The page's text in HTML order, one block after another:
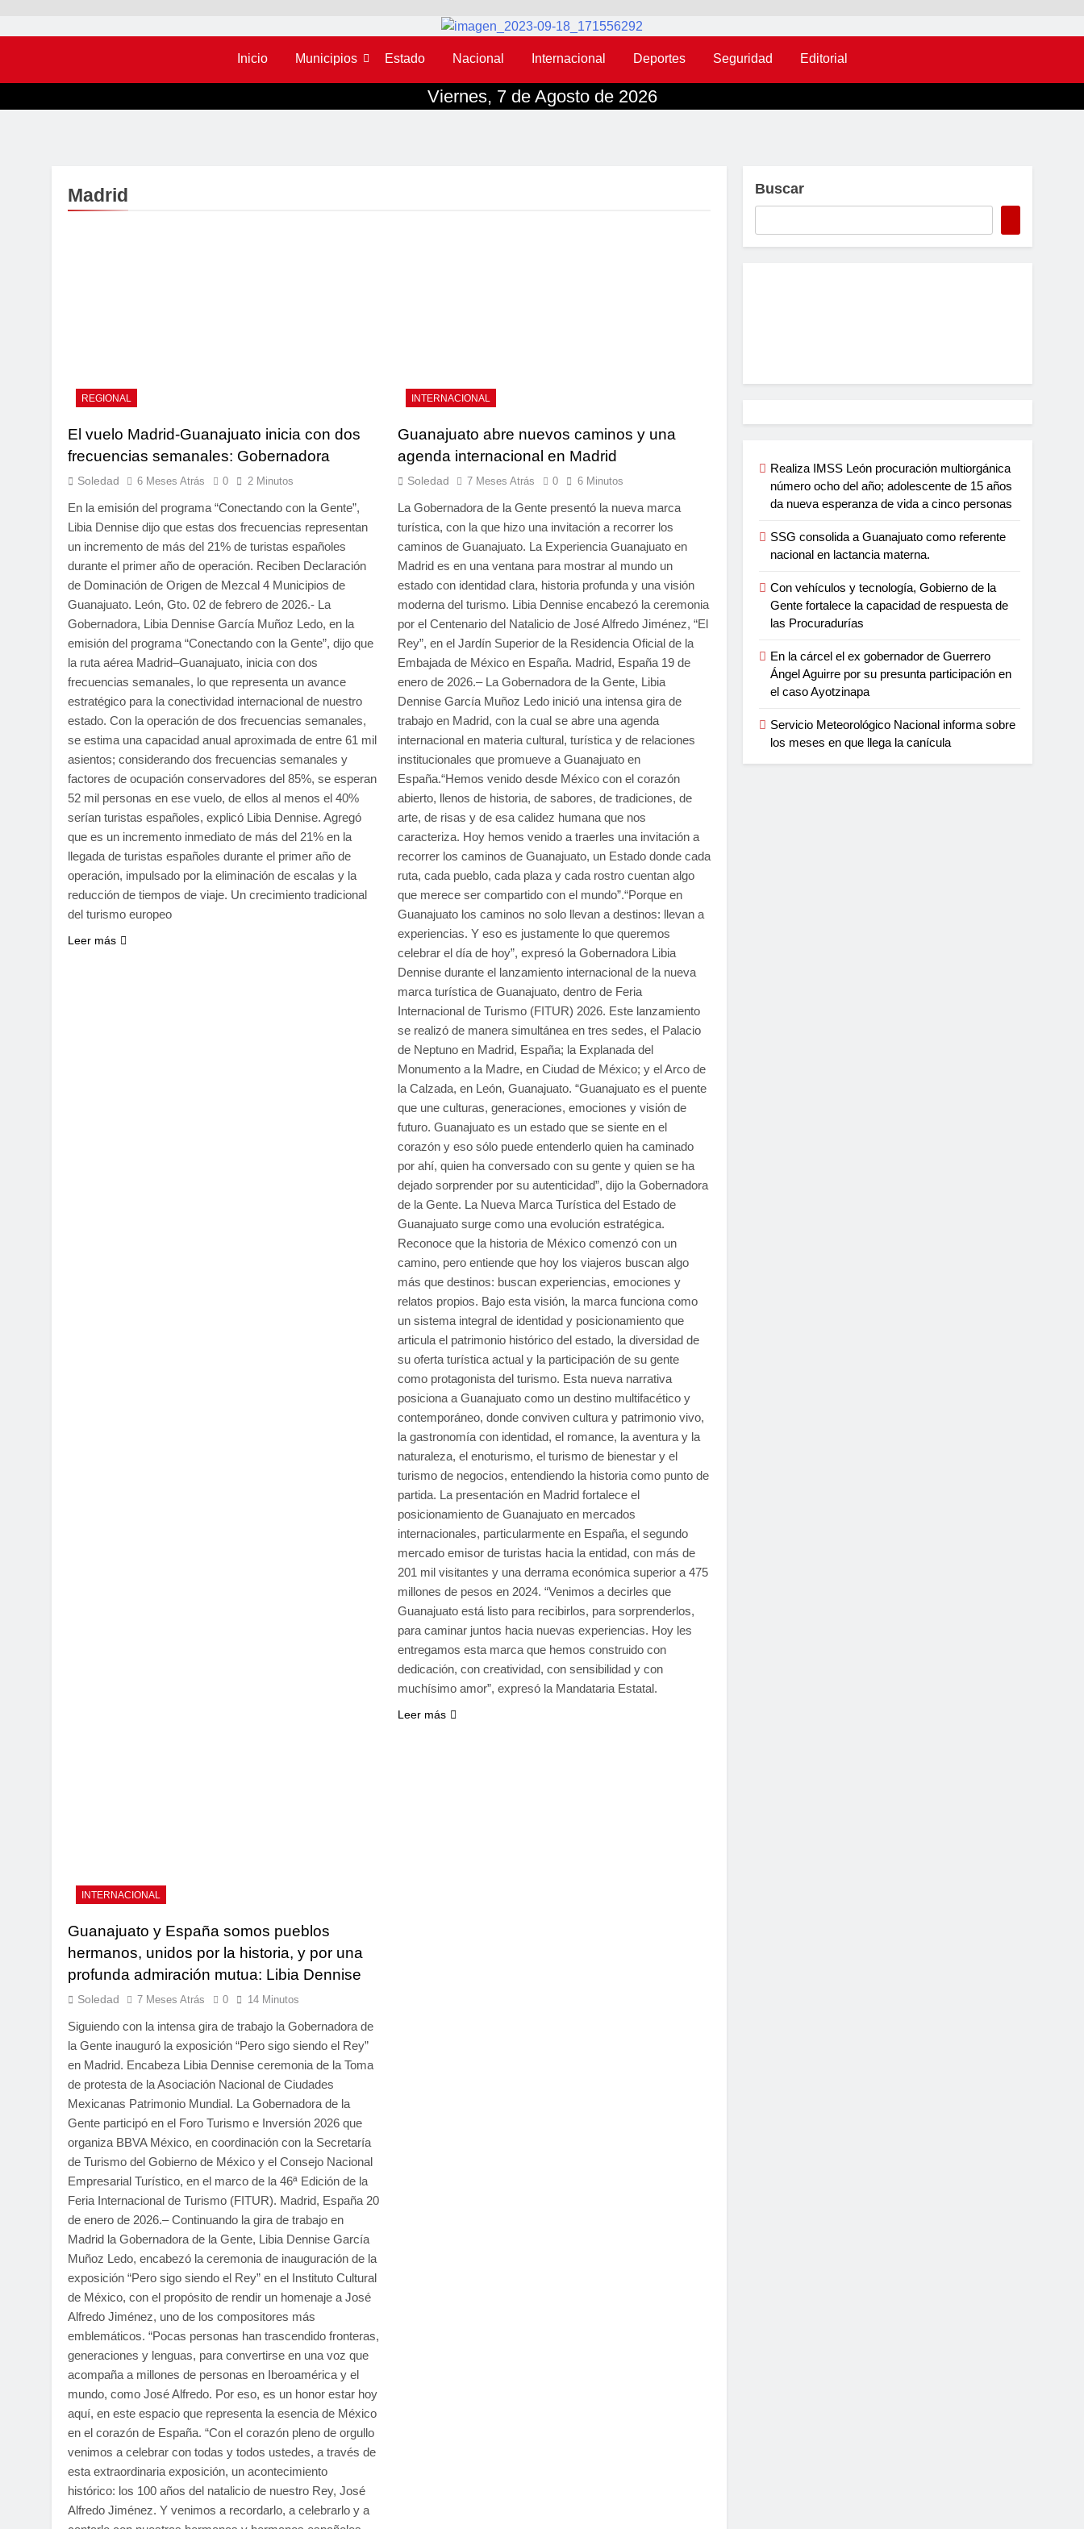
Inicio Municipios Estado Nacional Internacional Deportes Seguridad Editorial
Viernes, 7 de Agosto de 2026
Madrid
REGIONAL
El vuelo Madrid-Guanajuato inicia con dos
frecuencias semanales: Gobernadora
Soledad 6 Meses Atrás 0 2 Minutos
En la emisión del programa “Conectando con la Gente”,
Libia Dennise dijo que estas dos frecuencias representan
un incremento de más del 21% de turistas españoles
durante el primer año de operación. Reciben Declaración
de Dominación de Origen de Mezcal 4 Municipios de
Guanajuato. León, Gto. 02 de febrero de 2026.- La
Gobernadora, Libia Dennise García Muñoz Ledo, en la
emisión del programa “Conectando con la Gente”, dijo que
la ruta aérea Madrid–Guanajuato, inicia con dos
frecuencias semanales, lo que representa un avance
estratégico para la conectividad internacional de nuestro
estado. Con la operación de dos frecuencias semanales,
se estima una capacidad anual aproximada de entre 61 mil
asientos; considerando dos frecuencias semanales y
factores de ocupación conservadores del 85%, se esperan
52 mil personas en ese vuelo, de ellos al menos el 40%
serían turistas españoles, explicó Libia Dennise. Agregó
que es un incremento inmediato de más del 21% en la
llegada de turistas españoles durante el primer año de
operación, impulsado por la eliminación de escalas y la
reducción de tiempos de viaje. Un crecimiento tradicional
del turismo europeo
Leer más
INTERNACIONAL
Guanajuato abre nuevos caminos y una
agenda internacional en Madrid
Soledad 7 Meses Atrás 0 6 Minutos
La Gobernadora de la Gente presentó la nueva marca
turística, con la que hizo una invitación a recorrer los
caminos de Guanajuato. La Experiencia Guanajuato en
Madrid es en una ventana para mostrar al mundo un
estado con identidad clara, historia profunda y una visión
moderna del turismo. Libia Dennise encabezó la ceremonia
por el Centenario del Natalicio de José Alfredo Jiménez, “El
Rey”, en el Jardín Superior de la Residencia Oficial de la
Embajada de México en España. Madrid, España 19 de
enero de 2026.– La Gobernadora de la Gente, Libia
Dennise García Muñoz Ledo inició una intensa gira de
trabajo en Madrid, con la cual se abre una agenda
internacional en materia cultural, turística y de relaciones
institucionales que promueve a Guanajuato en
España.“Hemos venido desde México con el corazón
abierto, llenos de historia, de sabores, de tradiciones, de
arte, de risas y de esa calidez humana que nos
caracteriza. Hoy hemos venido a traerles una invitación a
recorrer los caminos de Guanajuato, un Estado donde cada
ruta, cada pueblo, cada plaza y cada rostro cuentan algo
que merece ser compartido con el mundo”.“Porque en
Guanajuato los caminos no solo llevan a destinos: llevan a
experiencias. Y eso es justamente lo que queremos
celebrar el día de hoy”, expresó la Gobernadora Libia
Dennise durante el lanzamiento internacional de la nueva
marca turística de Guanajuato, dentro de Feria
Internacional de Turismo (FITUR) 2026. Este lanzamiento
se realizó de manera simultánea en tres sedes, el Palacio
de Neptuno en Madrid, España; la Explanada del
Monumento a la Madre, en Ciudad de México; y el Arco de
la Calzada, en León, Guanajuato. “Guanajuato es el puente
que une culturas, generaciones, emociones y visión de
futuro. Guanajuato es un estado que se siente en el
corazón y eso sólo puede entenderlo quien ha caminado
por ahí, quien ha conversado con su gente y quien se ha
dejado sorprender por su autenticidad”, dijo la Gobernadora
de la Gente. La Nueva Marca Turística del Estado de
Guanajuato surge como una evolución estratégica.
Reconoce que la historia de México comenzó con un
camino, pero entiende que hoy los viajeros buscan algo
más que destinos: buscan experiencias, emociones y
relatos propios. Bajo esta visión, la marca funciona como
un sistema integral de identidad y posicionamiento que
articula el patrimonio histórico del estado, la diversidad de
su oferta turística actual y la participación de su gente
como protagonista del turismo. Esta nueva narrativa
posiciona a Guanajuato como un destino multifacético y
contemporáneo, donde conviven cultura y patrimonio vivo,
la gastronomía con identidad, el romance, la aventura y la
naturaleza, el enoturismo, el turismo de bienestar y el
turismo de negocios, entendiendo la historia como punto de
partida. La presentación en Madrid fortalece el
posicionamiento de Guanajuato en mercados
internacionales, particularmente en España, el segundo
mercado emisor de turistas hacia la entidad, con más de
201 mil visitantes y una derrama económica superior a 475
millones de pesos en 2024. “Venimos a decirles que
Guanajuato está listo para recibirlos, para sorprenderlos,
para caminar juntos hacia nuevas experiencias. Hoy les
entregamos esta marca que hemos construido con
dedicación, con creatividad, con sensibilidad y con
muchísimo amor”, expresó la Mandataria Estatal.
Leer más
INTERNACIONAL
Guanajuato y España somos pueblos
hermanos, unidos por la historia, y por una
profunda admiración mutua: Libia Dennise
Soledad 7 Meses Atrás 0 14 Minutos
Siguiendo con la intensa gira de trabajo la Gobernadora de
la Gente inauguró la exposición “Pero sigo siendo el Rey”
en Madrid. Encabeza Libia Dennise ceremonia de la Toma
de protesta de la Asociación Nacional de Ciudades
Mexicanas Patrimonio Mundial. La Gobernadora de la
Gente participó en el Foro Turismo e Inversión 2026 que
organiza BBVA México, en coordinación con la Secretaría
de Turismo del Gobierno de México y el Consejo Nacional
Empresarial Turístico, en el marco de la 46ª Edición de la
Feria Internacional de Turismo (FITUR). Madrid, España 20
de enero de 2026.– Continuando la gira de trabajo en
Madrid la Gobernadora de la Gente, Libia Dennise García
Muñoz Ledo, encabezó la ceremonia de inauguración de la
exposición “Pero sigo siendo el Rey” en el Instituto Cultural
de México, con el propósito de rendir un homenaje a José
Alfredo Jiménez, uno de los compositores más
emblemáticos. “Pocas personas han trascendido fronteras,
generaciones y lenguas, para convertirse en una voz que
acompaña a millones de personas en Iberoamérica y el
mundo, como José Alfredo. Por eso, es un honor estar hoy
aquí, en este espacio que representa la esencia de México
en el corazón de España. “Con el corazón pleno de orgullo
venimos a celebrar con todas y todos ustedes, a través de
esta extraordinaria exposición, un acontecimiento
histórico: los 100 años del natalicio de nuestro Rey, José
Alfredo Jiménez. Y venimos a recordarlo, a celebrarlo y a
Buscar
Realiza IMSS León procuración multiorgánica
número ocho del año; adolescente de 15 años
da nueva esperanza de vida a cinco personas
SSG consolida a Guanajuato como referente
nacional en lactancia materna.
Con vehículos y tecnología, Gobierno de la
Gente fortalece la capacidad de respuesta de
las Procuradurías
En la cárcel el ex gobernador de Guerrero
Ángel Aguirre por su presunta participación en
el caso Ayotzinapa
Servicio Meteorológico Nacional informa sobre
los meses en que llega la canícula